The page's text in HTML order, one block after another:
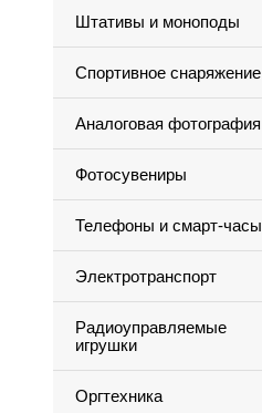
Штативы и моноподы
Спортивное снаряжение
Аналоговая фотография
Фотосувениры
Телефоны и смарт-часы
Электротранспорт
Радиоуправляемые
игрушки
Оргтехника